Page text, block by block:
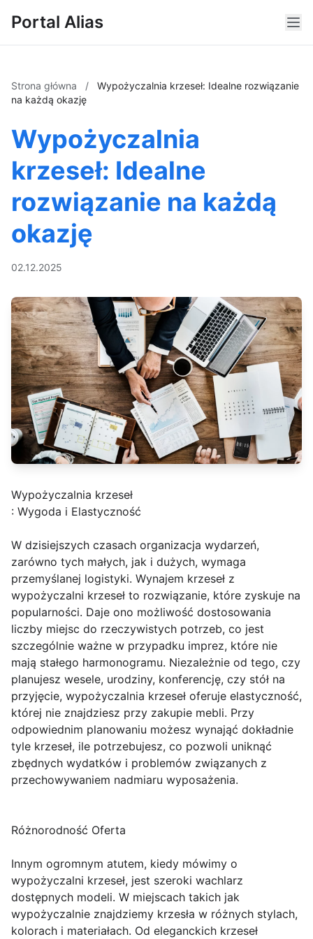
Portal Alias
Strona główna /
Wypożyczalnia krzeseł: Idealne rozwiązanie
na każdą okazję
Wypożyczalnia
krzeseł: Idealne
rozwiązanie na każdą
okazję
02.12.2025
Wypożyczalnia krzeseł
: Wygoda i Elastyczność
W dzisiejszych czasach organizacja wydarzeń,
zarówno tych małych, jak i dużych, wymaga
przemyślanej logistyki. Wynajem krzeseł z
wypożyczalni krzeseł to rozwiązanie, które zyskuje na
popularności. Daje ono możliwość dostosowania
liczby miejsc do rzeczywistych potrzeb, co jest
szczególnie ważne w przypadku imprez, które nie
mają stałego harmonogramu. Niezależnie od tego, czy
planujesz wesele, urodziny, konferencję, czy stół na
przyjęcie, wypożyczalnia krzeseł oferuje elastyczność,
której nie znajdziesz przy zakupie mebli. Przy
odpowiednim planowaniu możesz wynająć dokładnie
tyle krzeseł, ile potrzebujesz, co pozwoli uniknąć
zbędnych wydatków i problemów związanych z
przechowywaniem nadmiaru wyposażenia.
Różnorodność Oferta
Innym ogromnym atutem, kiedy mówimy o
wypożyczalni krzeseł, jest szeroki wachlarz
dostępnych modeli. W miejscach takich jak
wypożyczalnie znajdziemy krzesła w różnych stylach,
kolorach i materiałach. Od eleganckich krzeseł